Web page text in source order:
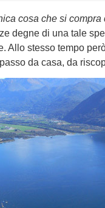
cosa che si
degne di una tale
Allo stesso tempo
da casa, da